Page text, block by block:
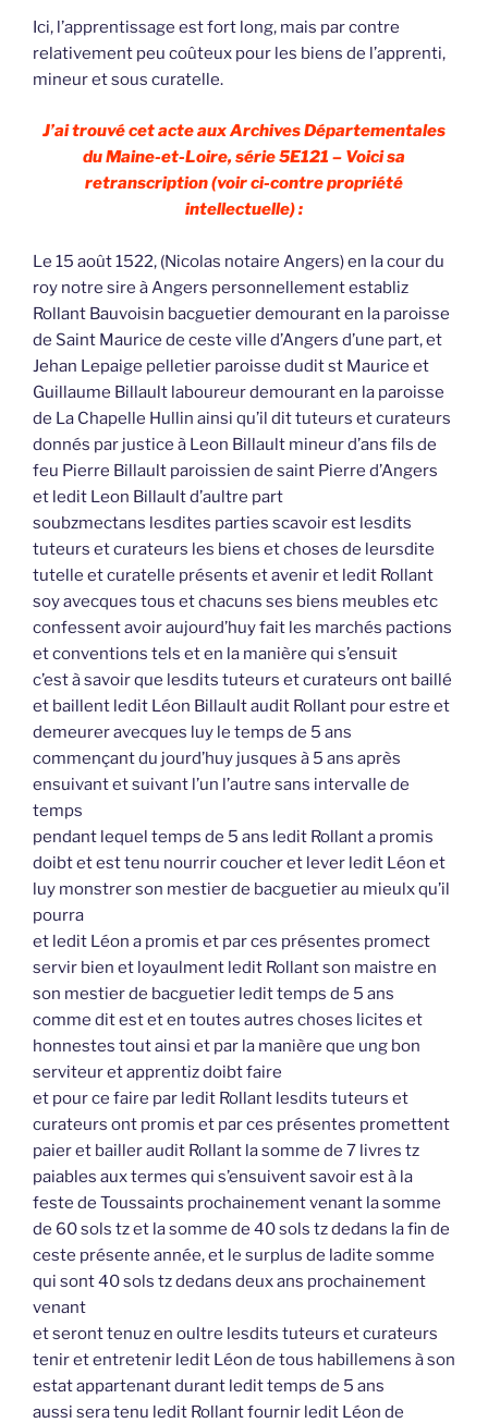
Ici, l’apprentissage est fort long, mais par contre
relativement peu coûteux pour les biens de l’apprenti,
mineur et sous curatelle.
J’ai trouvé cet acte aux Archives Départementales
du Maine-et-Loire, série 5E121 – Voici sa
retranscription (voir ci-contre propriété
intellectuelle) :
Le 15 août 1522, (Nicolas notaire Angers) en la cour du
roy notre sire à Angers personnellement establiz
Rollant Bauvoisin bacguetier demourant en la paroisse
de Saint Maurice de ceste ville d’Angers d’une part, et
Jehan Lepaige pelletier paroisse dudit st Maurice et
Guillaume Billault laboureur demourant en la paroisse
de La Chapelle Hullin ainsi qu’il dit tuteurs et curateurs
donnés par justice à Leon Billault mineur d’ans fils de
feu Pierre Billault paroissien de saint Pierre d’Angers
et ledit Leon Billault d’aultre part
soubzmectans lesdites parties scavoir est lesdits
tuteurs et curateurs les biens et choses de leursdite
tutelle et curatelle présents et avenir et ledit Rollant
soy avecques tous et chacuns ses biens meubles etc
confessent avoir aujourd’huy fait les marchés pactions
et conventions tels et en la manière qui s’ensuit
c’est à savoir que lesdits tuteurs et curateurs ont baillé
et baillent ledit Léon Billault audit Rollant pour estre et
demeurer avecques luy le temps de 5 ans
commençant du jourd’huy jusques à 5 ans après
ensuivant et suivant l’un l’autre sans intervalle de
temps
pendant lequel temps de 5 ans ledit Rollant a promis
doibt et est tenu nourrir coucher et lever ledit Léon et
luy monstrer son mestier de bacguetier au mieulx qu’il
pourra
et ledit Léon a promis et par ces présentes promect
servir bien et loyaulment ledit Rollant son maistre en
son mestier de bacguetier ledit temps de 5 ans
comme dit est et en toutes autres choses licites et
honnestes tout ainsi et par la manière que ung bon
serviteur et apprentiz doibt faire
et pour ce faire par ledit Rollant lesdits tuteurs et
curateurs ont promis et par ces présentes promettent
paier et bailler audit Rollant la somme de 7 livres tz
paiables aux termes qui s’ensuivent savoir est à la
feste de Toussaints prochainement venant la somme
de 60 sols tz et la somme de 40 sols tz dedans la fin de
ceste présente année, et le surplus de ladite somme
qui sont 40 sols tz dedans deux ans prochainement
venant
et seront tenuz en oultre lesdits tuteurs et curateurs
tenir et entretenir ledit Léon de tous habillemens à son
estat appartenant durant ledit temps de 5 ans
aussi sera tenu ledit Rollant fournir ledit Léon de